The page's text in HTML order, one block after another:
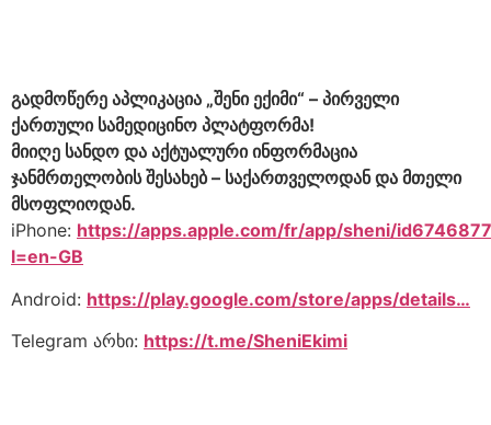
გადმოწერე აპლიკაცია „შენი ექიმი“ – პირველი
ქართული სამედიცინო პლატფორმა!
მიიღე სანდო და აქტუალური ინფორმაცია
ჯანმრთელობის შესახებ – საქართველოდან და მთელი
მსოფლიოდან.
iPhone: https://apps.apple.com/fr/app/sheni/
l=en-GB
Android: https://play.google.com/store/apps/details…
Telegram არხი: https://t.me/SheniEkimi